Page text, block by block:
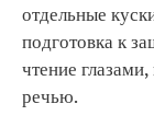
отдельные
подготовка к
чтение
речью.